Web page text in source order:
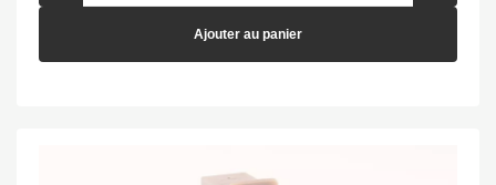
Ajouter au panier